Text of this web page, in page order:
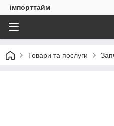
імпорттайм
Товари та послуги